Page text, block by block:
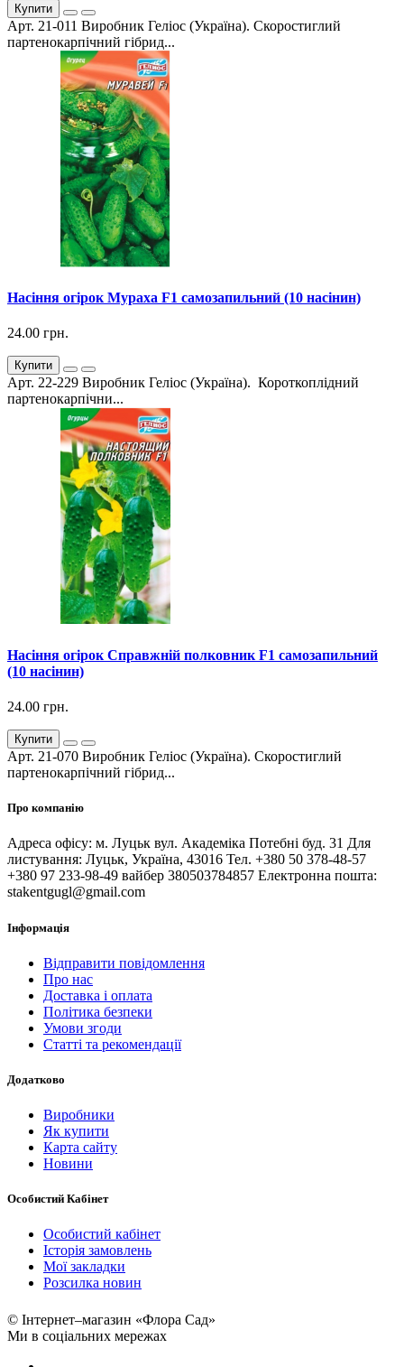
Купити
Арт. 21-011 Виробник Геліос (Україна). Скоростиглий
партенокарпічний гібрид...
Насіння огірок Мураха F1 самозапильний (10 насінин)
24.00 грн.
Купити
Арт. 22-229 Виробник Геліос (Україна). Короткоплідний
партенокарпічни...
Насіння огірок Справжній полковник F1 самозапильний
(10 насінин)
24.00 грн.
Купити
Арт. 21-070 Виробник Геліос (Україна). Скоростиглий
партенокарпічний гібрид...
Про компанію
Адреса офісу: м. Луцьк вул. Академіка Потебні буд. 31 Для
листування: Луцьк, Україна, 43016 Тел. +380 50 378-48-57
+380 97 233-98-49 вайбер 380503784857 Електронна пошта:
stakentgugl@gmail.com
Інформація
Відправити повідомлення
Про нас
Доставка і оплата
Політика безпеки
Умови згоди
Статті та рекомендації
Додатково
Виробники
Як купити
Карта сайту
Новини
Особистий Кабінет
Особистий кабінет
Історія замовлень
Мої закладки
Розсилка новин
© Інтернет–магазин «Флора Сад»
Ми в соціальних мережах